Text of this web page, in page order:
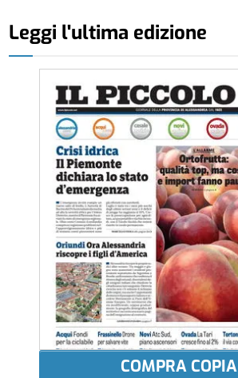
Leggi l'ultima edizione
COMPRA COPIA